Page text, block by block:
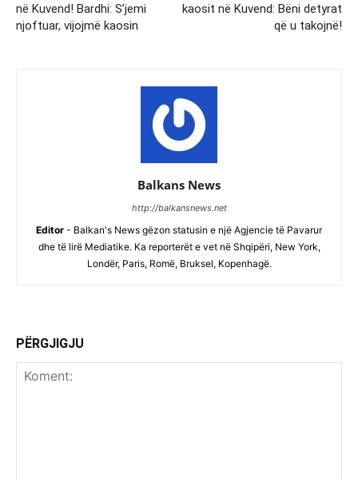
në Kuvend! Bardhi: S’jemi
njoftuar, vijojmë kaosin
kaosit në Kuvend: Bëni detyrat
që u takojnë!
Balkans News
http://balkansnews.net
Editor - Balkan's News gëzon statusin e një Agjencie të Pavarur
dhe të lirë Mediatike. Ka reporterët e vet në Shqipëri, New York,
Londër, Paris, Romë, Bruksel, Kopenhagë.
PËRGJIGJU